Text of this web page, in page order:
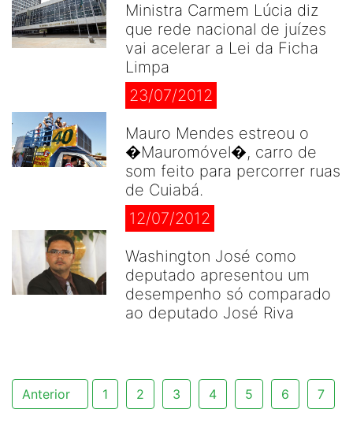
Ministra Carmem Lúcia diz
que rede nacional de juízes
vai acelerar a Lei da Ficha
Limpa
23/07/2012
Mauro Mendes estreou o
�Mauromóvel�, carro de
som feito para percorrer ruas
de Cuiabá.
12/07/2012
Washington José como
deputado apresentou um
desempenho só comparado
ao deputado José Riva
Anterior 1 2 3 4 5 6 7